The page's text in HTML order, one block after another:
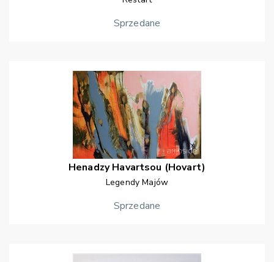
Sprzedane
Henadzy Havartsou (Hovart)
Legendy Majów
Sprzedane